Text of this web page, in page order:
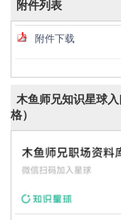
附件列表
附件下载
木鱼师兄知识星球
格）